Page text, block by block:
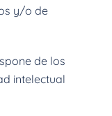
y/o de
de los
intelectual